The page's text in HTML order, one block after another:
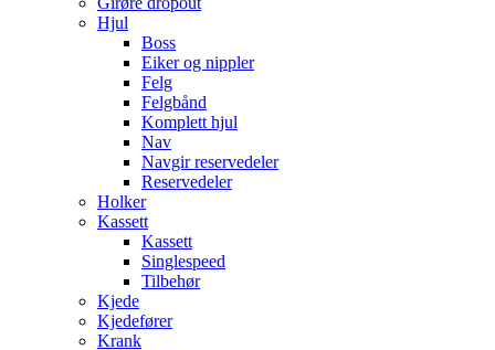
Hjul
Boss
Eiker og nippler
Felg
Felgbånd
Komplett hjul
Nav
Navgir reservedeler
Reservedeler
Holker
Kassett
Kassett
Singlespeed
Tilbehør
Kjede
Kjedefører
Krank